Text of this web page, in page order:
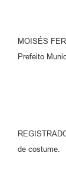
MOISÉS
Prefeito
de costume.